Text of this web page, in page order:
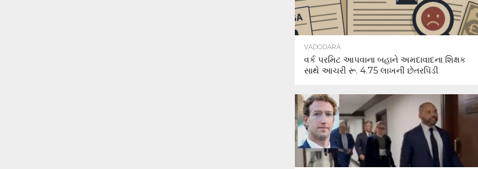
VADODARA
વર્ક પરમિટ આપવાના બહાને અમદાવાદના શિક્ષક
સાથે આચરી રૂ. 4.75 લાખની છેતરપિંડી